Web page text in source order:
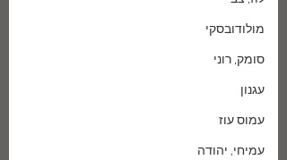
מולודובסקי
סומק, רוני
עגנון
עמוס עוז
עמיחי, יהודה